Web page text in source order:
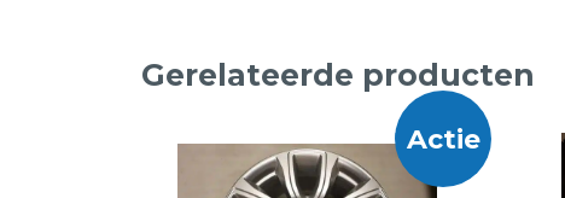
Gerelateerde producten
Actie